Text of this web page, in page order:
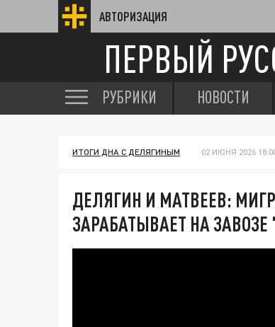
АВТОРИЗАЦИЯ
ПЕРВЫЙ
РУБРИКИ НОВОСТИ
ИТОГИ ДНА С ДЕЛЯГИНЫМ 02 ИЮНЯ 2026
ДЕЛЯГИН И МАТВЕЕВ:
ЗАРАБАТЫВАЕТ НА